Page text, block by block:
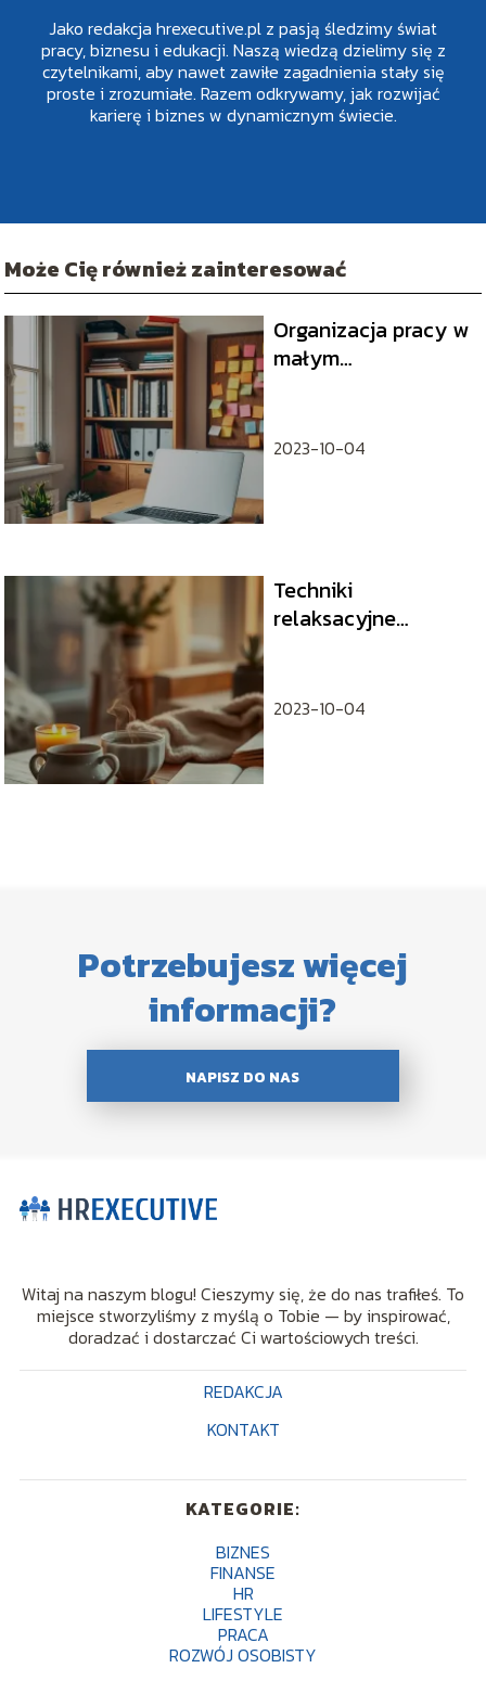
Jako redakcja hrexecutive.pl z pasją śledzimy świat
pracy, biznesu i edukacji. Naszą wiedzą dzielimy się z
czytelnikami, aby nawet zawiłe zagadnienia stały się
proste i zrozumiałe. Razem odkrywamy, jak rozwijać
karierę i biznes w dynamicznym świecie.
Może Cię również zainteresować
Organizacja pracy w
małym
wskazówki
2023-10-04
Techniki
relaksacyjne
pracy
2023-10-04
Potrzebujesz więcej
informacji?
NAPISZ DO NAS
Witaj na naszym blogu! Cieszymy się, że do nas trafiłeś. To
miejsce stworzyliśmy z myślą o Tobie — by inspirować,
doradzać i dostarczać Ci wartościowych treści.
REDAKCJA
KONTAKT
KATEGORIE:
BIZNES
FINANSE
HR
LIFESTYLE
PRACA
ROZWÓJ OSOBISTY